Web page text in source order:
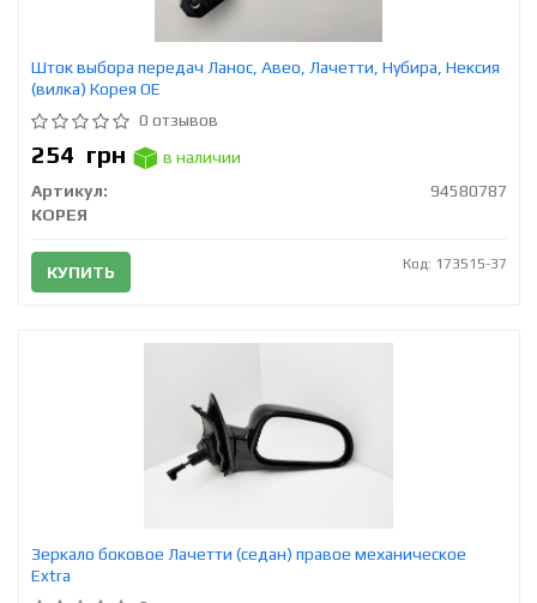
Шток выбора передач Ланос, Авео, Лачетти, Нубира, Нексия
(вилка) Корея ОЕ
0 отзывов
254 грн
в наличии
Артикул:
94580787
КОРЕЯ
КУПИТЬ Код: 173515-37
Зеркало боковое Лачетти (седан) правое механическое
Extra